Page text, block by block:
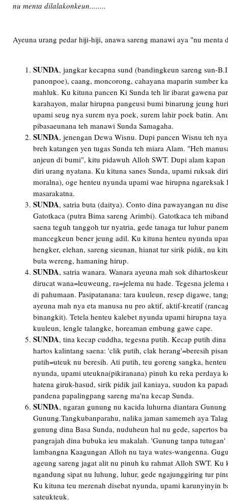
nu menta dilalakonkeun........
Ayeuna urang pedar hiji-hiji, anawa sareng manawi aya "nu menta
SUNDA, jangkar kecapna sund (bandingkeun sareng sun-
panonpoe), caang, moncorong, cahayana maparin sumber
mahluk. Ku kituna pancen Ki Sunda teh lir ibarat gawena
karahayon, malar hirupna pangeusi bumi binarung jeung
upami seug nya surem nya poek, surem lahir poek batin.
pibasaeunana teh manawi Sunda Samagaha.
SUNDA, jenengan Dewa Wisnu. Dupi pancen Wisnu teh
breh katangen yen tugas Sunda teh miara Alam. "Heh
anjeun di bumi", kitu pidawuh Alloh SWT. Dupi alam kapan
diri urang nyatana. Ku kituna sanes Sunda, upami ruksak
moralna), oge henteu nyunda upami wae hirupna
masarakatna.
SUNDA, satria buta (daitya). Conto dina pawayangan nu
Gatotkaca (putra Bima sareng Arimbi). Gatotkaca teh
saena teguh tanggoh tur nyatria, gede tanaga tur luhur
mancegkeun bener jeung adil. Ku kituna henteu nyunda
hengker, elehan, sareng sieunan, hianat tur sirik pidik, nu
buta wereng, hamaning hirup.
SUNDA, satria wanara. Wanara ayeuna mah sok
dirucat wana=leuweung, ra=jelema nu hade. Tegesna
di pahumaan. Pasipatanana: tara kuuleun, resep digawe,
ayeuna mah nya eta manusa nu pro aktif, aktif-kreatif
binangkit). Tetela henteu kalebet nyunda upami hirupna
kuuleun, lengle talangke, horeaman embung gawe cape.
SUNDA, tina kecap cuddha, tegesna putih. Kecap putih
hartos kalintang saena: 'clik putih, clak herang'=beresih
putih=uteuk nu beresih. Ati putih, teu goreng sangka,
nyunda, upami uteukna(pikiranana) pinuh ku reka perdaya
hatena giruk-hasud, sirik pidik jail kaniaya, suudon ka
pandena papalingpang sareng ma'na kecap Sunda.
SUNDA, ngaran gunung nu kacida luhurna diantara
Gunung.Tangkubanparahu, nalika jaman samemeh aya
gunung dina Basa Sunda, nuduheun hal nu gede, sapertos
pangrajah dina bubuka ieu makalah. 'Gunung tanpa
lambangna Kaagungan Alloh nu taya wates-wangenna.
ageung sareng jagat alit nu pinuh ku rahmat Alloh SWT. Ku
ngandung sipat nu luhung, luhur, gede ngajunggiring tur
Ku kituna teu merenah disebat nyunda, upami karunyinyin
sateukteuk.